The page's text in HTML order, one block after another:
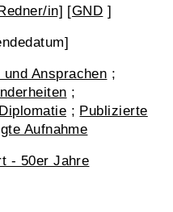
in] [GND ]
und Ansprachen ;
;
Diplomatie ; Publizierte
Aufnahme
- 50er Jahre